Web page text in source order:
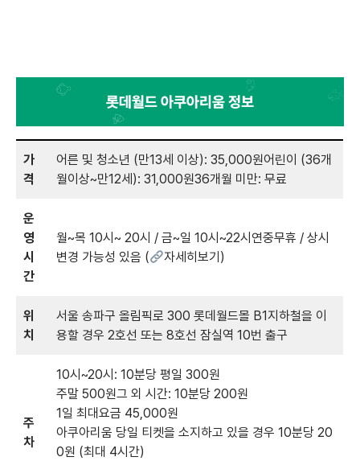
가
격
어른 및 청소년 (만13세 이상): 35,000원어린이 (36개
월이상~만12세): 31,000원36개월 미만: 무료
운
영
시
간
월~목 10시~ 20시 / 금~일 10시~22시연중무휴 / 상시
변경 가능성 있음 (
자세히보기 )
위
치
서울 송파구 올림픽로 300 롯데월드몰 B1지하철을 이
용할 경우 2호선 또는 8호선 잠실역 10번 출구
주
차
10시~20시: 10분당 평일 300원
주말 500원그 외 시간: 10분당 200원
1일 최대요금 45,000원
아쿠아리움 당일 티켓을 소지하고 있을 경우 10분당 20
0원 (최대 4시간)